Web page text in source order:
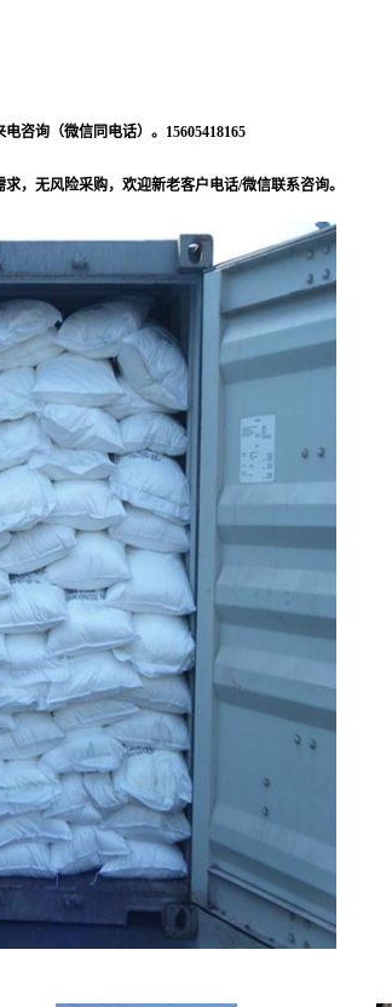
咨询（微信同电话）。15605418165
，无风险采购，欢迎新老客户电话/微信联系咨询。